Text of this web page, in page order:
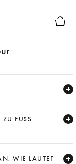
FUSS Z
WIE LAUTET